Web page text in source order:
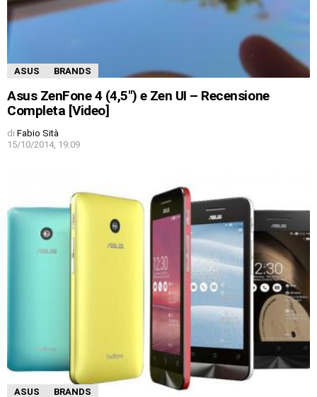
ASUS BRANDS
Asus ZenFone 4 (4,5″) e Zen UI – Recensione
Completa [Video]
di Fabio Sità
15/10/2014, 19:09
ASUS BRANDS